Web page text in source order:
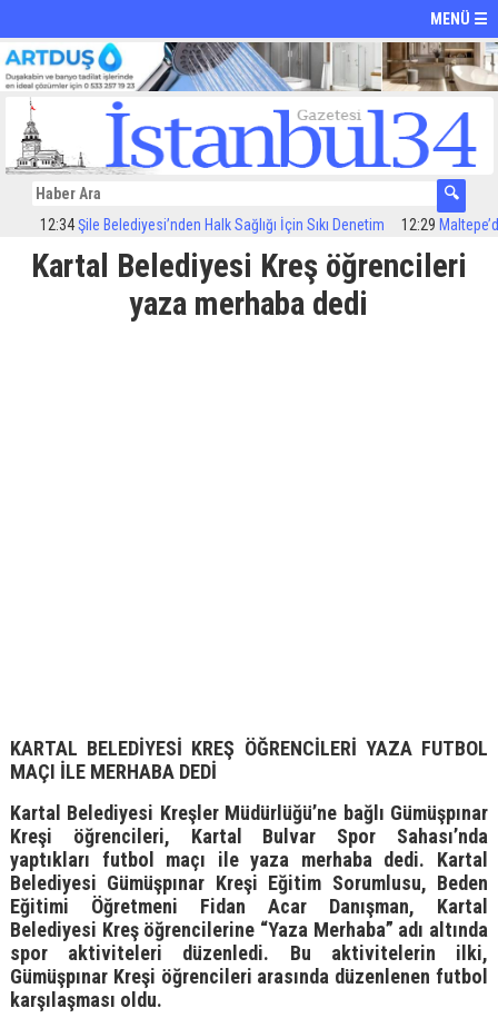
MENÜ ☰
12:34 Şile Belediyesi’nden Halk Sağlığı İçin Sıkı Denetim 12:29 Maltepe’de
Kartal Belediyesi Kreş öğrencileri
yaza merhaba dedi
KARTAL BELEDİYESİ KREŞ ÖĞRENCİLERİ YAZA FUTBOL
MAÇI İLE MERHABA DEDİ
Kartal Belediyesi Kreşler Müdürlüğü’ne bağlı Gümüşpınar
Kreşi öğrencileri, Kartal Bulvar Spor Sahası’nda
yaptıkları futbol maçı ile yaza merhaba dedi. Kartal
Belediyesi Gümüşpınar Kreşi Eğitim Sorumlusu, Beden
Eğitimi Öğretmeni Fidan Acar Danışman, Kartal
Belediyesi Kreş öğrencilerine “Yaza Merhaba” adı altında
spor aktiviteleri düzenledi. Bu aktivitelerin ilki,
Gümüşpınar Kreşi öğrencileri arasında düzenlenen futbol
karşılaşması oldu.